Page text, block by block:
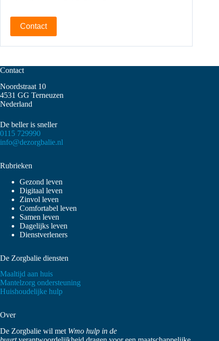
Contact
Contact
Noordstraat 10
4531 GG Terneuzen
Nederland
De beller is sneller
0115 729990
info@dezorgbalie.nl
Rubrieken
Gezond leven
Digitaal leven
Zinvol leven
Comfortabel leven
Samen leven
Dagelijks leven
Dienstverleners
De Zorgbalie diensten
Maaltijd aan huis
Mantelzorg ondersteuning
Huishoudelijke hulp
Over
De Zorgbalie wil met Wmo hulp in de